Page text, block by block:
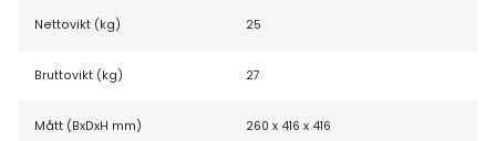
Nettovikt (kg) 25
Bruttovikt (kg) 27
Mått (BxDxH mm) 260 x 416 x 416